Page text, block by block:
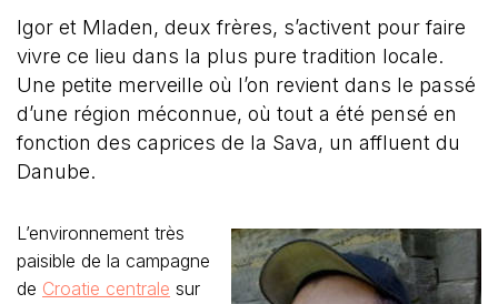
Igor et Mladen, deux frères, s’activent pour faire
vivre ce lieu dans la plus pure tradition locale.
Une petite merveille où l’on revient dans le passé
d’une région méconnue, où tout a été pensé en
fonction des caprices de la Sava, un affluent du
Danube.
L’environnement très
paisible de la campagne
de Croatie centrale sur